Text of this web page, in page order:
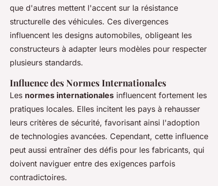
que d'autres mettent l'accent sur la résistance
structurelle des véhicules. Ces divergences
influencent les designs automobiles, obligeant les
constructeurs à adapter leurs modèles pour respecter
plusieurs standards.
Influence des Normes Internationales
Les normes internationales influencent fortement les
pratiques locales. Elles incitent les pays à rehausser
leurs critères de sécurité, favorisant ainsi l'adoption
de technologies avancées. Cependant, cette influence
peut aussi entraîner des défis pour les fabricants, qui
doivent naviguer entre des exigences parfois
contradictoires.